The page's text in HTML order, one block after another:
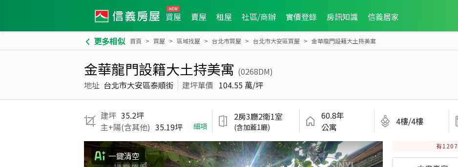
買屋 賣屋 租屋 社區/商辦 實價登錄 房訊知識 信義居家
更多相似 首頁 買屋 區域找屋 台北市買屋 台北市大安區買屋 金華龍門設籍大土持美寓
金華龍門設籍大土持美寓 (0268DM)
地址 台北市大安區泰順街 建坪單價 104.55 萬/坪
建坪 35.2坪
主+陽(含其他) 35.19坪 細項
2房3廳2衛1室
(含加蓋1廳)
60.8年
公寓
4樓/4樓
一鍵清空
有1207